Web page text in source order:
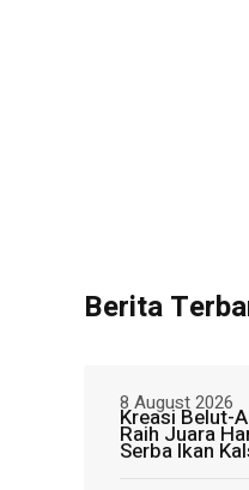
Berita
Kreasi Belut-
Raih Juara
Serba Ikan
8 August 2026